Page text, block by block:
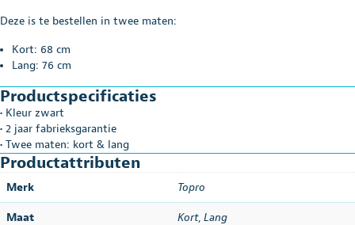
Deze is te bestellen in twee maten:
Kort: 68 cm
Lang: 76 cm
Productspecificaties
• Kleur zwart
• 2 jaar fabrieksgarantie
• Twee maten: kort & lang
Productattributen
Merk Topro
Maat Kort, Lang